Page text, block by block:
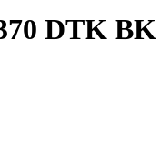
DTK BK